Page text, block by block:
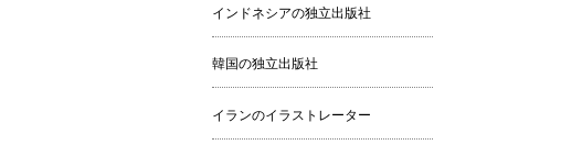
インドネシアの独立出版社
韓国の独立出版社
イランのイラストレーター